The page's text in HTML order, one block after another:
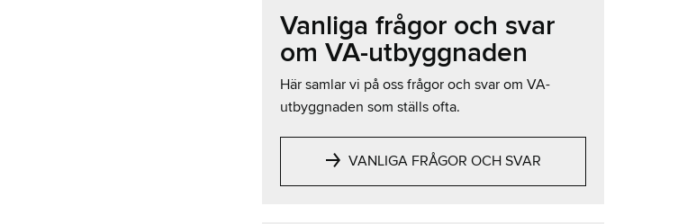
Vanliga frågor och svar
om VA-utbyggnaden
Här samlar vi på oss frågor och svar om VA-
utbyggnaden som ställs ofta.
VANLIGA FRÅGOR OCH SVAR